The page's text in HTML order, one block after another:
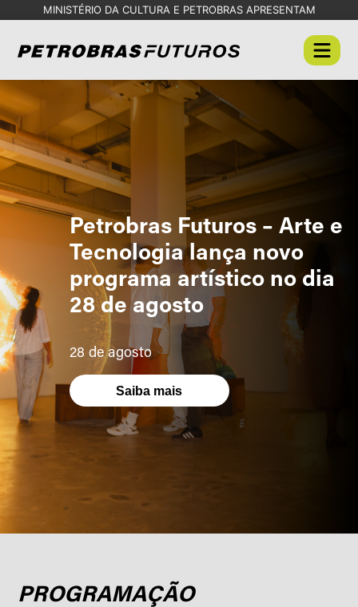
MINISTÉRIO DA CULTURA E PETROBRAS APRESENTAM
Petrobras Futuros – Arte e
Tecnologia lança novo
programa artístico no dia
28 de agosto
28 de agosto
Saiba mais
PROGRAMAÇÃO